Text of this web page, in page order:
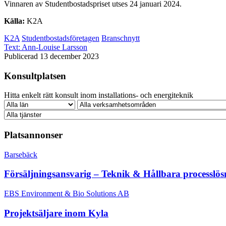
Vinnaren av Studentbostadspriset utses 24 januari 2024.
Källa: K2A
K2A Studentbostadsföretagen Branschnytt
Text: Ann-Louise Larsson
Publicerad 13 december 2023
Konsultplatsen
Hitta enkelt rätt konsult inom installations- och energiteknik
Platsannonser
Barsebäck
Försäljningsansvarig – Teknik & Hållbara
EBS Environment & Bio Solutions AB
Projektsäljare inom Kyla